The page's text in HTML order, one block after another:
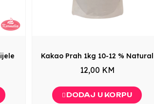
Kakao Prah 1kg 10-12 % Natural
12,00 KM
DODAJ U KORPU